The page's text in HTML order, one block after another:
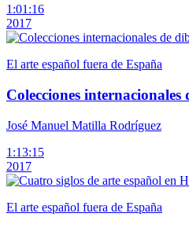
1:01:16
2017
El arte español fuera de España
Colecciones internacionales
José Manuel Matilla Rodríguez
1:13:15
2017
El arte español fuera de España